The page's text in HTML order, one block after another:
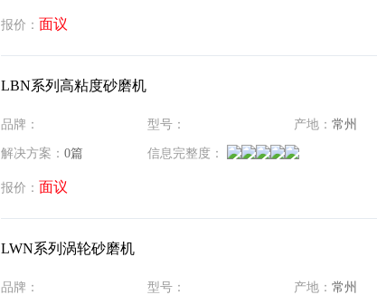
报价： 面议
LBN系列高粘度砂磨机
品牌： 型号： 产地： 常州
解决方案： 0篇 信息完整度：
报价： 面议
LWN系列涡轮砂磨机
品牌： 型号： 产地： 常州